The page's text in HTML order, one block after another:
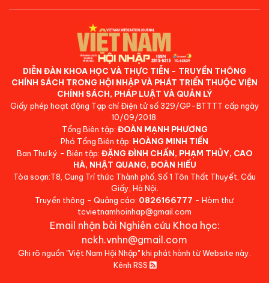
DIỄN ĐÀN KHOA HỌC VÀ THỰC TIỄN - TRUYỀN THÔNG
CHÍNH SÁCH TRONG HỘI NHẬP VÀ PHÁT TRIỂN THUỘC VIỆN
CHÍNH SÁCH, PHÁP LUẬT VÀ QUẢN LÝ
Giấy phép hoạt động Tạp chí Điện tử số 329/GP-BTTTT cấp ngày
10/09/2018.
Tổng Biên tập: ĐOÀN MẠNH PHƯƠNG
Phó Tổng Biên tập: HOÀNG MINH TIẾN
Ban Thư ký - Biên tập: ĐẶNG ĐÌNH CHẤN, PHẠM THỦY, CAO
HÀ, NHẬT QUANG, ĐOÀN HIẾU
Tòa soạn:T8, Cung Trí thức Thành phố, Số 1 Tôn Thất Thuyết, Cầu
Giấy, Hà Nội.
Truyền thông - Quảng cáo: 0826166777 - Hòm thư:
tcvietnamhoinhap@gmail.com
Email nhận bài Nghiên cứu Khoa học:
nckh.vnhn@gmail.com
Ghi rõ nguồn "Việt Nam Hội Nhập" khi phát hành từ Website này.
Kênh RSS